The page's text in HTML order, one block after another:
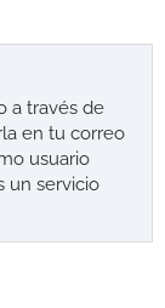
a través de
en tu correo
usuario
un servicio